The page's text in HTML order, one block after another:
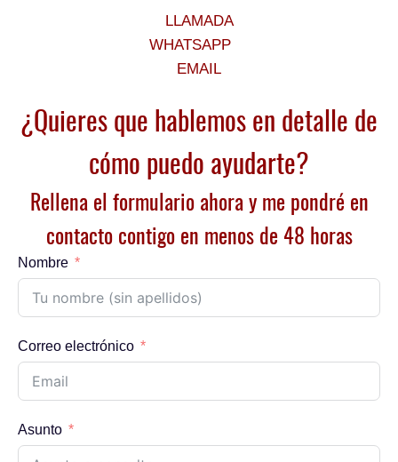
LLAMADA
WHATSAPP
EMAIL
¿Quieres que hablemos en detalle de
cómo puedo ayudarte?
Rellena el formulario ahora y me pondré en
contacto contigo en menos de 48 horas
Nombre
Correo electrónico
Asunto